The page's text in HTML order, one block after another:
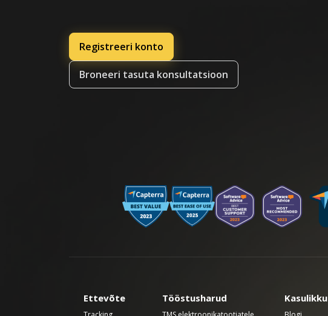
Registreeri konto
Broneeri tasuta konsultatsioon
Ettevõte Tööstusharud Kasulikku